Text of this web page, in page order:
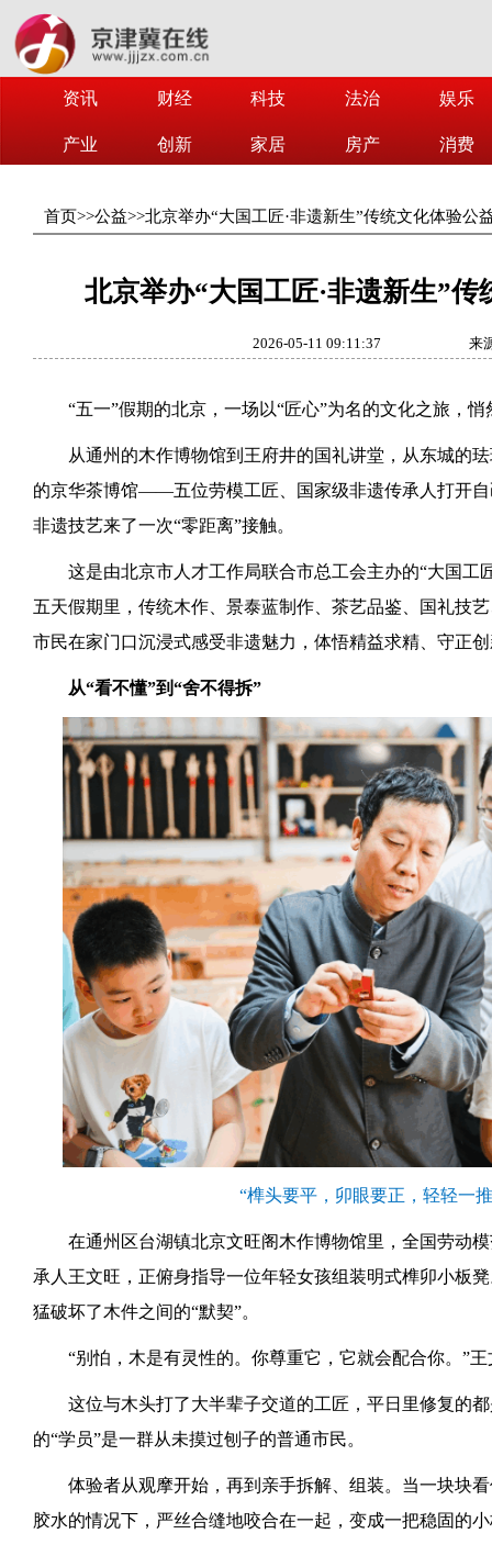
资讯 财经 科技 法治 娱乐
产业 创新 家居 房产 消费
首页>>公益>>北京举办“大国工匠·非遗新生”传统文化体验公
北京举办“大国工匠·非遗新生”
2026-05-11 09:11:37 来
“五一”假期的北京，一场以“匠心”为名的文化之旅，
从通州的木作博物馆到王府井的国礼讲堂，从东城的
的京华茶博馆——五位劳模工匠、国家级非遗传承人打开
非遗技艺来了一次“零距离”接触。
这是由北京市人才工作局联合市总工会主办的“大国工
五天假期里，传统木作、景泰蓝制作、茶艺品鉴、国礼技
市民在家门口沉浸式感受非遗魅力，体悟精益求精、守正
从“看不懂”到“舍不得拆”
“榫头要平，卯眼要正，轻轻一
在通州区台湖镇北京文旺阁木作博物馆里，全国劳动
承人王文旺，正俯身指导一位年轻女孩组装明式榫卯小板
猛破坏了木件之间的“默契”。
“别怕，木是有灵性的。你尊重它，它就会配合你。”
这位与木头打了大半辈子交道的工匠，平日里修复的
的“学员”是一群从未摸过刨子的普通市民。
体验者从观摩开始，再到亲手拆解、组装。当一块块
胶水的情况下，严丝合缝地咬合在一起，变成一把稳固的